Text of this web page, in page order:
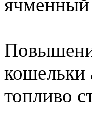
кошельки
топливо